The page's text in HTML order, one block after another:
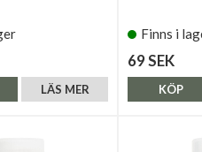
LÄS MER
Finns i
69 SEK
KÖP